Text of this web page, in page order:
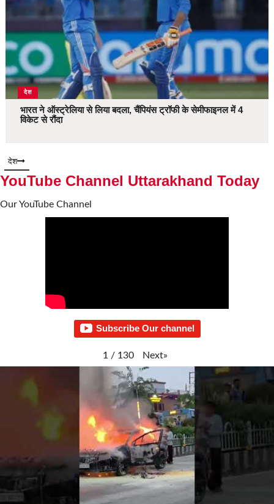
देश
भारत ने ऑस्ट्रेलिया से लिया बदला, चैंपियंस ट्रॉफी के सेमीफाइनल में 4
विकेट से रौंदा
देश
YouTube Channel Uttarakhand Today
Our YouTube Channel
Subscribe Our channel
1 / 130 Next»